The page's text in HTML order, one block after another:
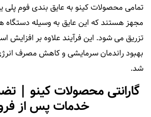
تمامی محصولات کینو به عایق‌ بندی فوم پلی‌
مجهز هستند که این عایق به‌ وسیله دستگاه‌
تزریق می‌ شود. این فرآیند علاوه بر افزایش
بهبود راندمان سرمایشی و کاهش مصرف
شد.
گارانتی محصولات کینو |
خدمات پس از